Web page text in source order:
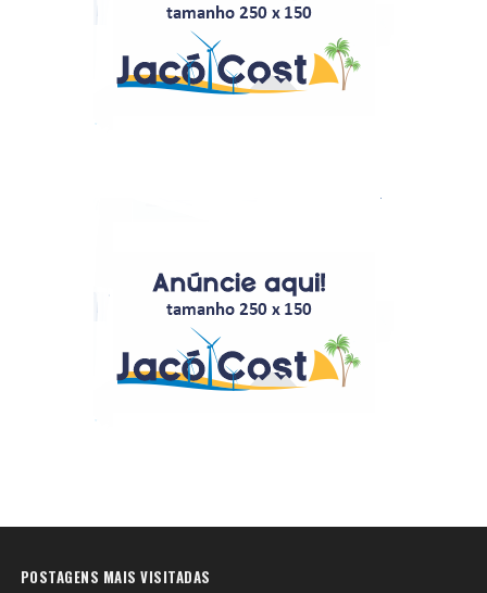
POSTAGENS MAIS VISITADAS